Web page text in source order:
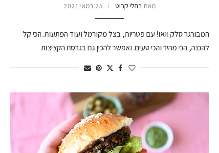
מאת רחלי קרוט 25 במאי 2021
המבורגר סלק וואו! עם פטריות, בצל מקורמל ועוד הפתעות. הכי קל
להכנה, הכי מהיר והכי טעים. ואפשר להכין גם בגרסת הקציצות